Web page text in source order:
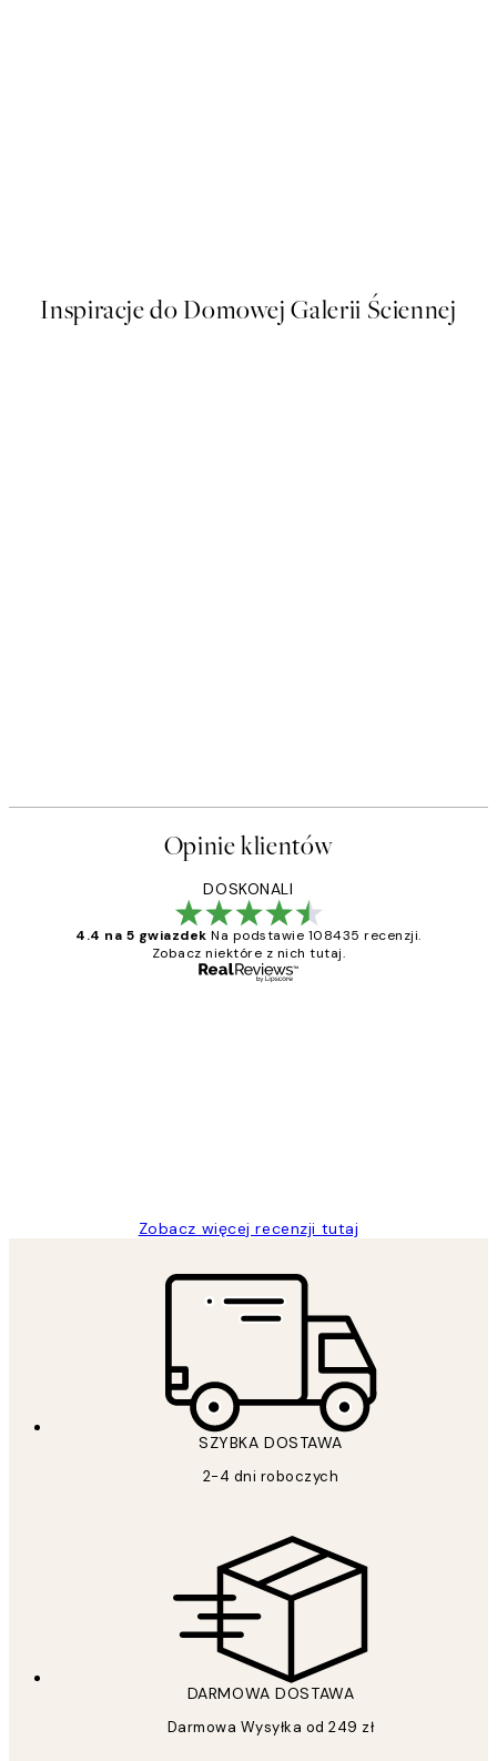
Inspiracje do Domowej Galerii Ściennej
Opinie klientów
DOSKONALI
4.4 na 5 gwiazdek Na podstawie 108435 recenzji.
Zobacz niektóre z nich tutaj.
Zobacz więcej recenzji tutaj
SZYBKA DOSTAWA
2-4 dni roboczych
DARMOWA DOSTAWA
Darmowa Wysyłka od 249 zł